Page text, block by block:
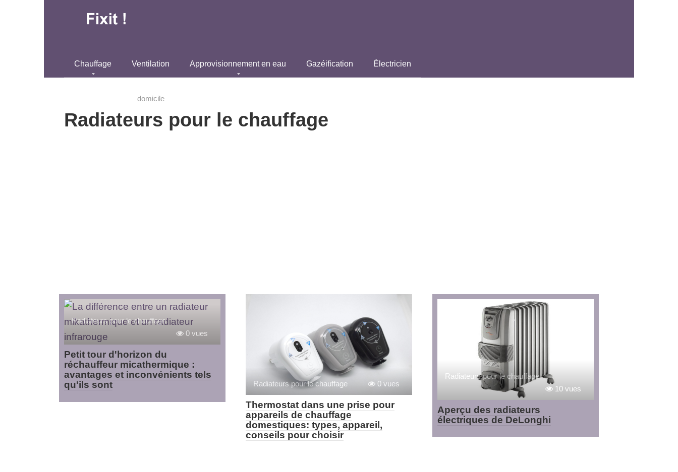
Chauffage Ventilation Approvisionnement en eau Gazéification Électricien
domicile
Radiateurs pour le chauffage
Radiateurs pour le chauffage
0 vues
Petit tour d'horizon du
réchauffeur micathermique :
avantages et inconvénients tels
qu'ils sont
Radiateurs pour le chauffage 0 vues
Thermostat dans une prise pour
appareils de chauffage
domestiques: types, appareil,
conseils pour choisir
Radiateurs pour le chauffage
10 vues
Aperçu des radiateurs
électriques de DeLonghi